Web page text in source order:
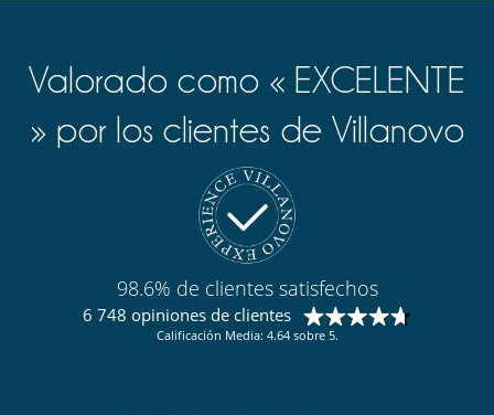
Valorado como « EXCELENTE
» por los clientes de Villanovo
98.6% de clientes satisfechos
6 748 opiniones de clientes
Calificación Media: 4.64 sobre 5.